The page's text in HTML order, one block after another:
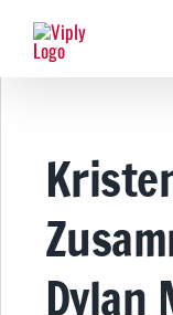
Inhalt
springen
Dylan